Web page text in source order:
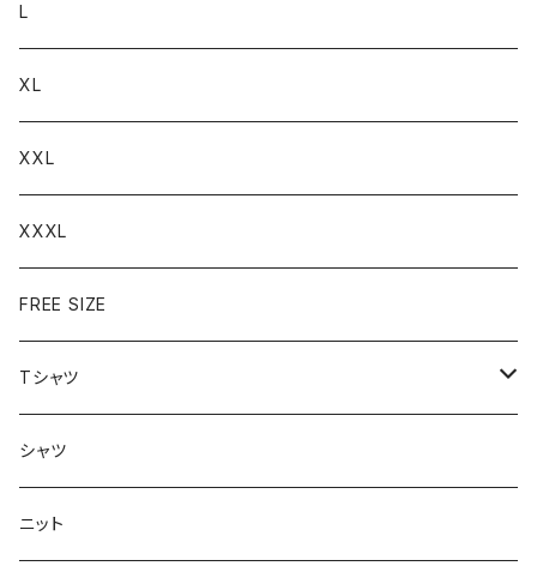
L
XL
XXL
XXXL
FREE SIZE
Tシャツ
半袖
ロングTシャツ
シャツ
ニット